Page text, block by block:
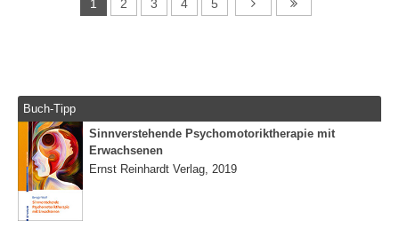
1 2 3 4 5
Buch-Tipp
Sinnverstehende Psychomotoriktherapie mit
Erwachsenen
Ernst Reinhardt Verlag, 2019